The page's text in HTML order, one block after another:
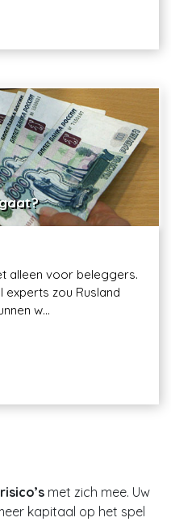
alleen voor beleggers.
zou Rusland
w...
risico’s met zich mee. Uw
kapitaal op het spel